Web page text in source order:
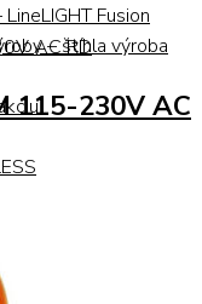
Fusion
– štíhla výroba
115-230V AC